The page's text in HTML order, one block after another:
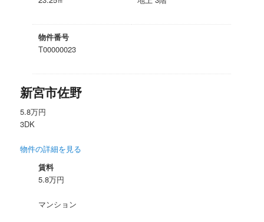
物件番号
T00000023
新宮市佐野
5.8万円
3DK
物件の詳細を見る
賃料
5.8万円
マンション